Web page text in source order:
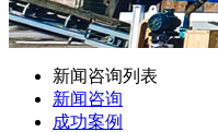
新闻咨询列表
新闻咨询
成功案例